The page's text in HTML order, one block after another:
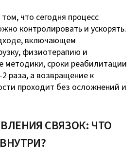
что сегодня процесс
контролировать и ускорять.
включающем
физиотерапию и
методики, сроки реабилитации
раза, а возвращение к
проходит без осложнений и
СВЯЗОК: ЧТО